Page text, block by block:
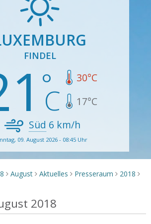
FINDEL
30°C
17°C
Süd 6 km/h
09. August 2026 - 08:45 Uhr
> August > Aktuelles > Presseraum > 2018 >
2018